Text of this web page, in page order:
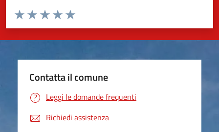
Valuta da 1 a 5 stelle la pagina
Valuta 5 stelle su 5
Valuta 4 stelle su 5
Valuta 3 stelle su 5
Valuta 2 stelle su 5
Valuta 1 stelle su 5
Contatta il comune
Leggi le domande frequenti
Richiedi assistenza